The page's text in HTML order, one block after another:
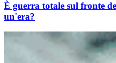
È guerra totale sul fronte
un'era?